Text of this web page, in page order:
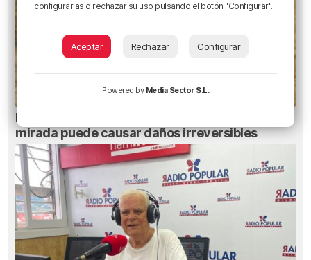
El aviso de los pediatras ante el eclipse: una
mirada puede causar daños irreversibles
configurarlas o rechazar su uso pulsando el botón "Configurar".
Aceptar Rechazar Configurar
Powered by Media Sector S.L.